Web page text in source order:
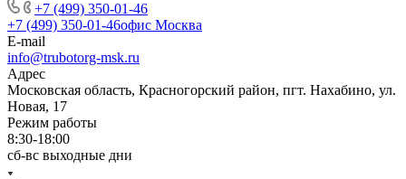
+7 (499) 350-01-46
+7 (499) 350-01-46офис Москва
E-mail
info@trubotorg-msk.ru
Адрес
Московская область, Красногорский район, пгт. Нахабино, ул.
Новая, 17
Режим работы
8:30-18:00
сб-вс выходные дни